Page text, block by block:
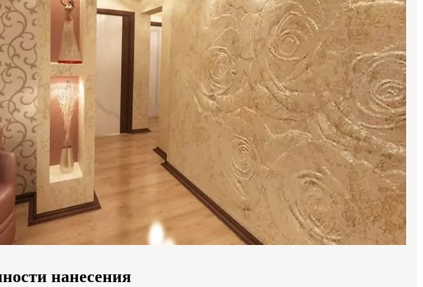
нанесения